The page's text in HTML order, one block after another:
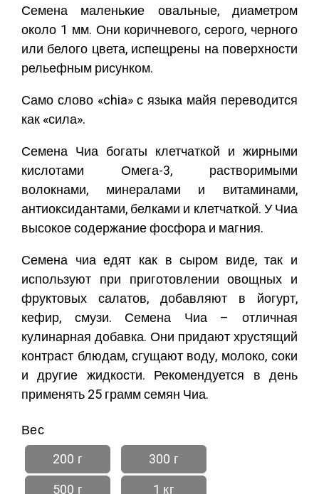
Семена маленькие овальные, диаметром
около 1 мм. Они коричневого, серого, черного
или белого цвета, испещрены на поверхности
рельефным рисунком.
Само слово «chia» с языка майя переводится
как «сила».
Семена Чиа богаты клетчаткой и жирными
кислотами Омега-3, растворимыми
волокнами, минералами и витаминами,
антиоксидантами, белками и клетчаткой. У Чиа
высокое содержание фосфора и магния.
Семена чиа едят как в сыром виде, так и
используют при приготовлении овощных и
фруктовых салатов, добавляют в йогурт,
кефир, смузи. Семена Чиа – отличная
кулинарная добавка. Они придают хрустящий
контраст блюдам, сгущают воду, молоко, соки
и другие жидкости. Рекомендуется в день
применять 25 грамм семян Чиа.
Вес
200 г
300 г
500 г
1 кг